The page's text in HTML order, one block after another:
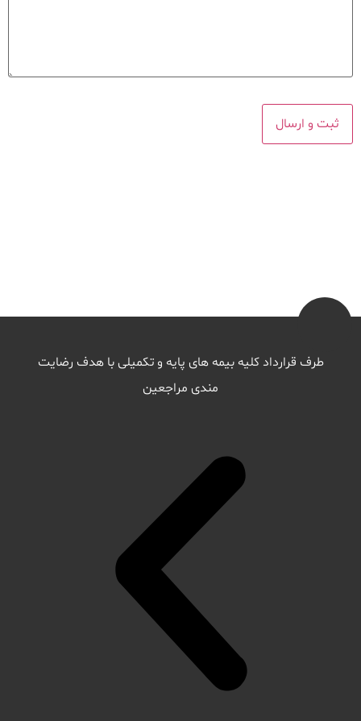
طرف قرارداد کلیه بیمه های پایه و تکمیلی با هدف رضایت
مندی مراجعین